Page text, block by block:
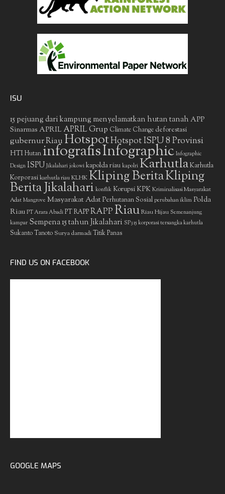
ISU
15 pejuang dari kampung menyelamatkan hutan tanah APP
Sinarmas APRIL APRIL Grup Climate Change deforestasi
gubernur RiauHotspotHotspot ISPU 8 Provinsi
HTIHutan infografisInfographic Infographic
Design ISPU Jikalahari jokowi kapolda riau kapolri KarhutlaKarhutla
Korporasikarhutla riauKLHKKliping BeritaKliping
Berita Jikalahari konflik Korupsi KPKKriminalisasi Masyarakat
Adat Mangrove Masyarakat AdatPerhutanan Sosial perubahan iklim Polda
Riau PT Arara Abadi PT RAPPRAPPRiauRiau Hijau Semenanjung
kampar Sempena 15 tahun Jikalahari SP3 15 korporasi tersangka karhutla
Sukanto Tanoto Surya darmadiTitik Panas
FIND US ON FACEBOOK
GOOGLE MAPS